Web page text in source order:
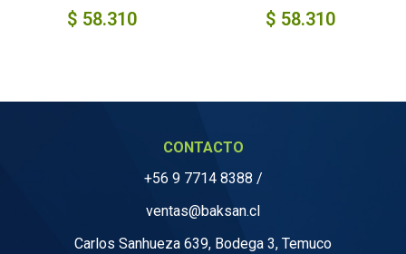
$ 58.310 $ 58.310
CONTACTO
+56 9 7714 8388 /
ventas@baksan.cl
Carlos Sanhueza 639, Bodega 3, Temuco